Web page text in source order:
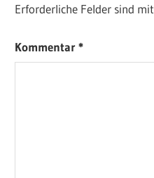
Erforderliche Felder sind mit
Kommentar*